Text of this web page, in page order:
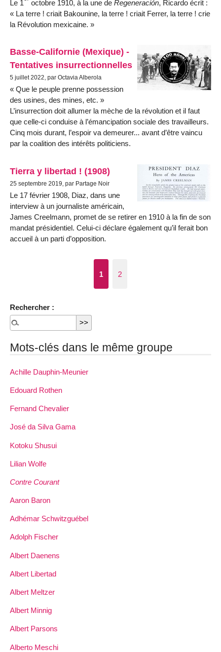
Le 1 octobre 1910, à la une de Regeneración, Ricardo écrit :
« La terre ! criait Bakounine, la terre ! criait Ferrer, la terre ! crie
la Révolution mexicaine. »
Basse-Californie (Mexique) -
Tentatives insurrectionnelles
5 juillet 2022, par Octavia Alberola
Que le peuple prenne possession
des usines, des mines, etc.
L’insurrection doit allumer la mèche de la révolution et il faut
que celle-ci conduise à l’émancipation sociale des travailleurs.
Cinq mois durant, l’espoir va demeurer... avant d’être vaincu
par la coalition des intérêts politiciens.
Tierra y libertad ! (1908)
25 septembre 2019, par Partage Noir
Le 17 février 1908, Diaz, dans une
interview à un journaliste américain,
James Creelmann, promet de se retirer en 1910 à la fin de son
mandat présidentiel. Celui-ci déclare éga­lement qu’il ferait bon
accueil à un parti d’opposition.
1 2
Rechercher :
Mots-clés dans le même groupe
Achille Dauphin­-Meunier
Edouard Rothen
Fernand Chevalier
José da Silva Gama
Kotoku Shusui
Lilian Wolfe
Contre Courant
Aaron Baron
Adhémar Schwitzguébel
Adolph Fischer
Albert Daenens
Albert Libertad
Albert Meltzer
Albert Minnig
Albert Parsons
Alberto Meschi